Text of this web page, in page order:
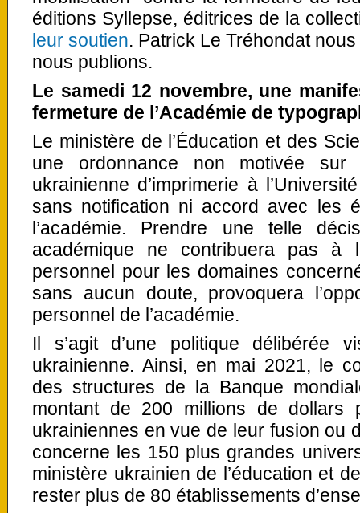
éditions Syllepse, éditrices de la
leur soutien. Patrick Le Tréhondat
nous publions.
Le samedi 12 novembre, une
fermeture de l’Académie de
Le ministère de l’Éducation et des
une ordonnance non motivée sur
ukrainienne d’imprimerie à
sans notification ni accord avec les
l’académie. Prendre une telle
académique ne contribuera pas à
personnel pour les domaines
sans aucun doute, provoquera
personnel de l’académie.
Il s’agit d’une politique délibérée
ukrainienne. Ainsi, en mai 2021, le
des structures de la Banque
montant de 200 millions de dollars
ukrainiennes en vue de leur fusion ou
concerne les 150 plus grandes
ministère ukrainien de l’éducation et
rester plus de 80 établissements